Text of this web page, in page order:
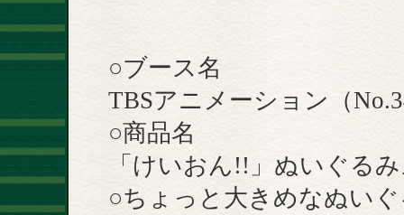
○ブース名
TBSアニメーション（
○商品名
「けいおん!!」ぬいぐる
○ちょっと大きめなぬい